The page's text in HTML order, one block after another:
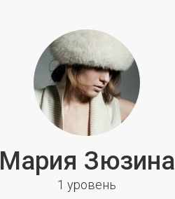
Мария Зюзина
1 уровень